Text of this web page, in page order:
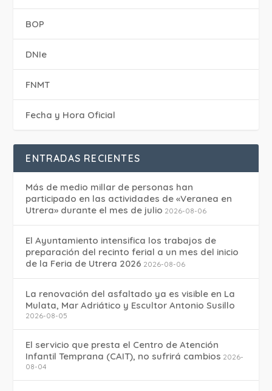
BOP
DNIe
FNMT
Fecha y Hora Oficial
ENTRADAS RECIENTES
Más de medio millar de personas han
participado en las actividades de «Veranea en
Utrera» durante el mes de julio 2026-08-06
El Ayuntamiento intensifica los trabajos de
preparación del recinto ferial a un mes del inicio
de la Feria de Utrera 2026 2026-08-06
La renovación del asfaltado ya es visible en La
Mulata, Mar Adriático y Escultor Antonio Susillo
2026-08-05
El servicio que presta el Centro de Atención
Infantil Temprana (CAIT), no sufrirá cambios 2026-
08-04